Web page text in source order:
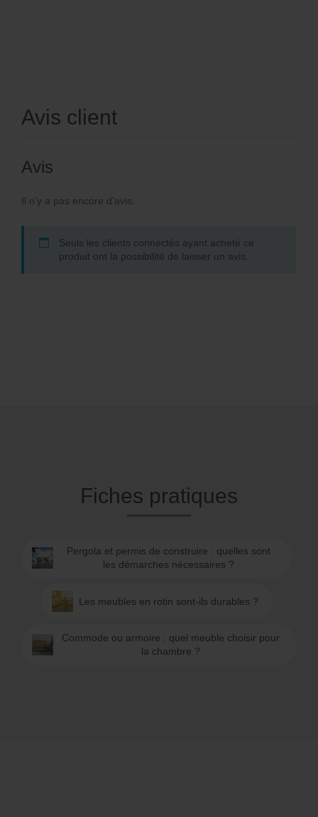
Avis client
Avis
Il n’y a pas encore d’avis.
Seuls les clients connectés ayant acheté ce
produit ont la possibilité de laisser un avis.
Fiches pratiques
Pergola et permis de construire : quelles sont
les démarches nécessaires ?
Les meubles en rotin sont-ils durables ?
Commode ou armoire : quel meuble choisir pour
la chambre ?